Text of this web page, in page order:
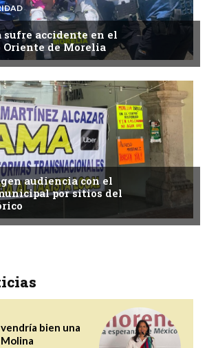
accidente en el
de Morelia
audiencia con el
por sitios del
bien una